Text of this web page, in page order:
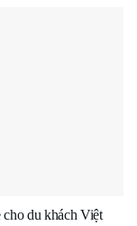
du khách Việt